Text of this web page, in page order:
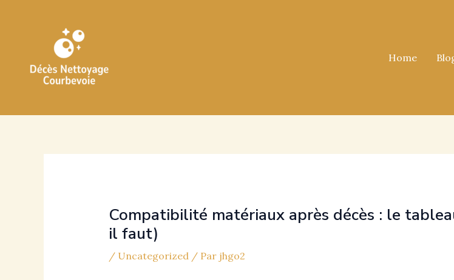
Home
Compatibilité matériaux après décès : le
il faut)
/ Uncategorized/ Par jhgo2